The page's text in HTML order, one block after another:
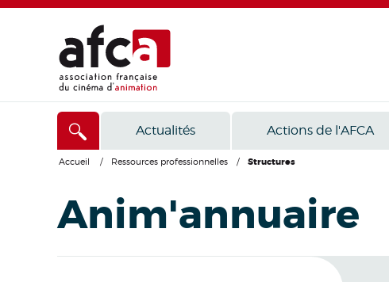
Actualités Actions de l'AFCA
Accueil / Ressources professionnelles / Structures
Anim'annuaire